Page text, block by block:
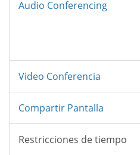
Audio Conferencing
Video Conferencia
Compartir Pantalla
Restricciones de tiempo